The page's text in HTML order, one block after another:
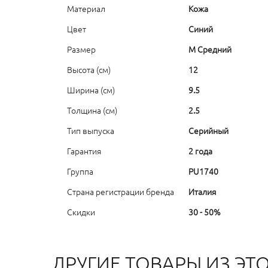
Материал
Кожа
Цвет
Синий
Размер
M Средний
Высота (см)
12
Ширина (см)
9.5
Толщина (см)
2.5
Тип выпуска
Серийный
Гарантия
2 года
Группа
PU1740
Страна регистрации бренда
Италия
Скидки
30 - 50%
ДРУГИЕ ТОВАРЫ ИЗ